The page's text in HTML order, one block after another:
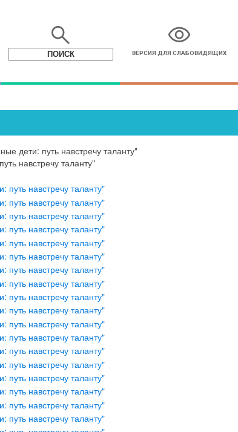
search visibility
ВЕРСИЯ ДЛЯ СЛАБОВИДЯЩИХ
дети: путь навстречу таланту"
навстречу таланту"